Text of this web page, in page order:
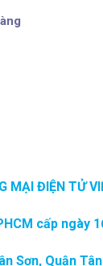
MẠI ĐIỆN TỬ
cấp ngày
Sơn, Quận